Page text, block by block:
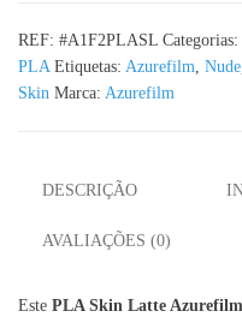
REF: #A1F2PLASL Categorias:
PLA Etiquetas: Azurefilm Nude
Skin Marca: Azurefilm
DESCRIÇÃO
AVALIAÇÕES (0)
Este PLA Skin Latte